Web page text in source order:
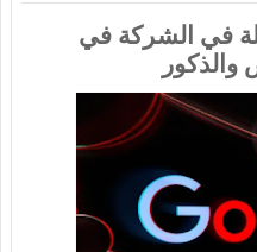
في الشركة في
والذكور